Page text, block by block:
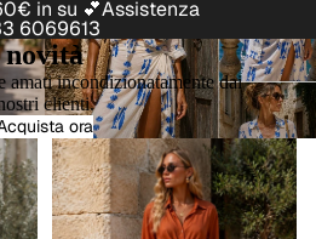
in su 💕Assistenza
6069613
novità
amati incondizionatamente dai
clienti.
ora
CAMICIE